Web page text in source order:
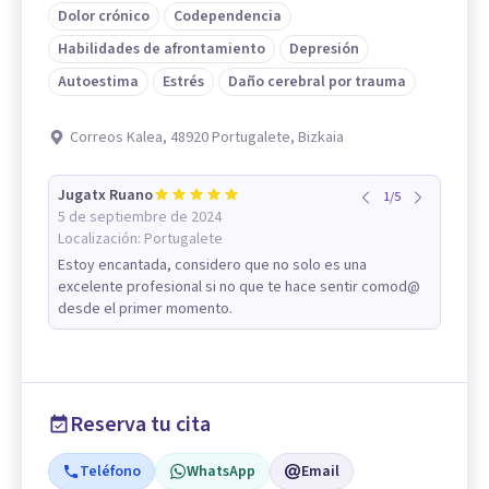
Dolor crónico
Codependencia
Habilidades de afrontamiento
Depresión
Autoestima
Estrés Daño cerebral por trauma
Correos Kalea, 48920 Portugalete, Bizkaia
Jugatx Ruano
5 de septiembre de 2024
Localización: Portugalete
1/5
Estoy encantada, considero que no solo es una
excelente profesional si no que te hace sentir comod@
desde el primer momento.
Reserva tu cita
Teléfono WhatsApp Email